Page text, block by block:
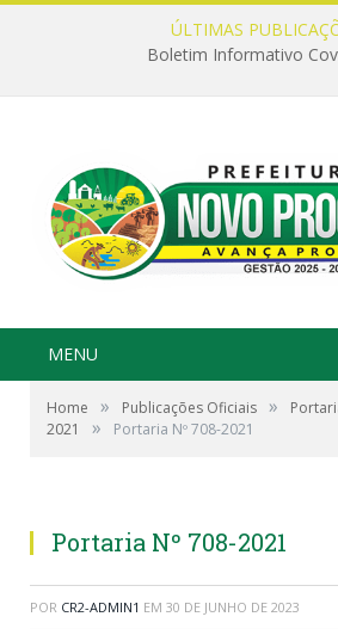
ÚLTIMAS
Boletim Informativo
MENU
Home » Publicações Oficiais »
2021
» Portaria Nº 708-2021
Portaria Nº 708-2021
POR CR2-ADMIN1 EM 30 DE JUNHO DE 2023